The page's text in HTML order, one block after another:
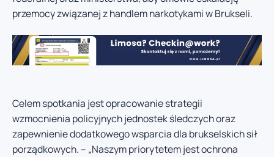
przemocy związanej z handlem narkotykami w Brukseli.
Celem spotkania jest opracowanie strategii
wzmocnienia policyjnych jednostek śledczych oraz
zapewnienie dodatkowego wsparcia dla brukselskich sił
porządkowych. – „Naszym priorytetem jest ochrona